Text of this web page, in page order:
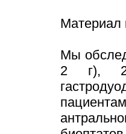
Материал
Мы
2 г),